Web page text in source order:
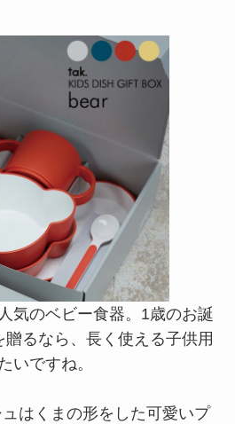
気のベビー食器。1歳のお誕
るなら、長く使える子供用
いですね。
はくまの形をした可愛いプ